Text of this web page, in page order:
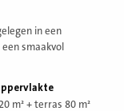
in een
smaakvol
m² + terras 80 m²